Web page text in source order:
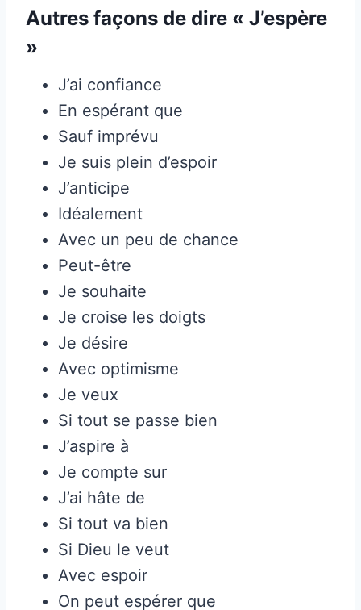
Autres façons de dire « J’espère
»
J’ai confiance
En espérant que
Sauf imprévu
Je suis plein d’espoir
J’anticipe
Idéalement
Avec un peu de chance
Peut-être
Je souhaite
Je croise les doigts
Je désire
Avec optimisme
Je veux
Si tout se passe bien
J’aspire à
Je compte sur
J’ai hâte de
Si tout va bien
Si Dieu le veut
Avec espoir
On peut espérer que